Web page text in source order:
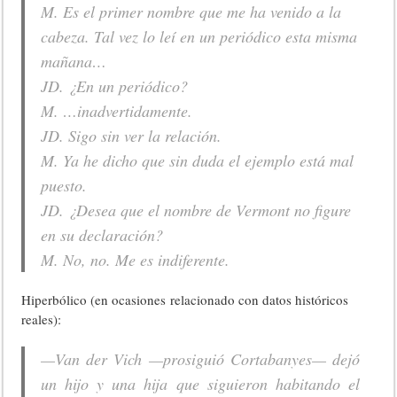
M. Es el primer nombre que me ha venido a la
cabeza. Tal vez lo leí en un periódico esta misma
mañana…
JD. ¿En un periódico?
M. …inadvertidamente.
JD. Sigo sin ver la relación.
M. Ya he dicho que sin duda el ejemplo está mal
puesto.
JD. ¿Desea que el nombre de Vermont no figure
en su declaración?
M. No, no. Me es indiferente.
Hiperbólico (en ocasiones relacionado con datos históricos
reales):
—Van der Vich —prosiguió Cortabanyes— dejó
un hijo y una hija que siguieron habitando el